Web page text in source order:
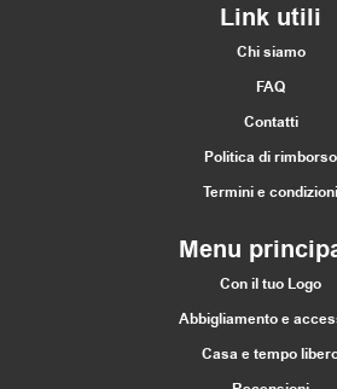
Link utili
Chi siamo
FAQ
Contatti
Politica di rimborso
Termini e condizioni
Menu
Con il tuo Logo
Abbigliamento e
Casa e tempo